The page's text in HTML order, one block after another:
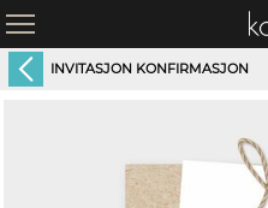
INVITASJON KONFIRMASJON